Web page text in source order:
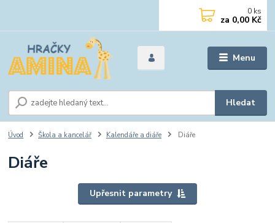
Menu
Hledat
0 ks
za 0,00 Kč
Úvod Škola a kancelář Kalendáře a diáře Diáře
Diáře
Upřesnit parametry